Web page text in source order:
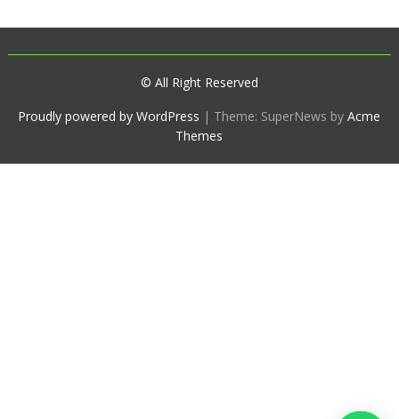
© All Right Reserved
Proudly powered by WordPress | Theme: SuperNews byAcme
Themes